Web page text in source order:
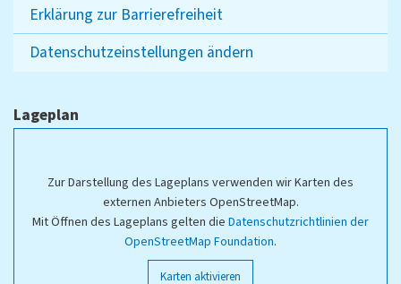
Erklärung zur Barrierefreiheit
Datenschutzeinstellungen ändern
Lageplan
Zur Darstellung des Lageplans verwenden wir Karten des
externen Anbieters OpenStreetMap.
Mit Öffnen des Lageplans gelten die Datenschutzrichtlinien der
OpenStreetMap Foundation.
Karten aktivieren